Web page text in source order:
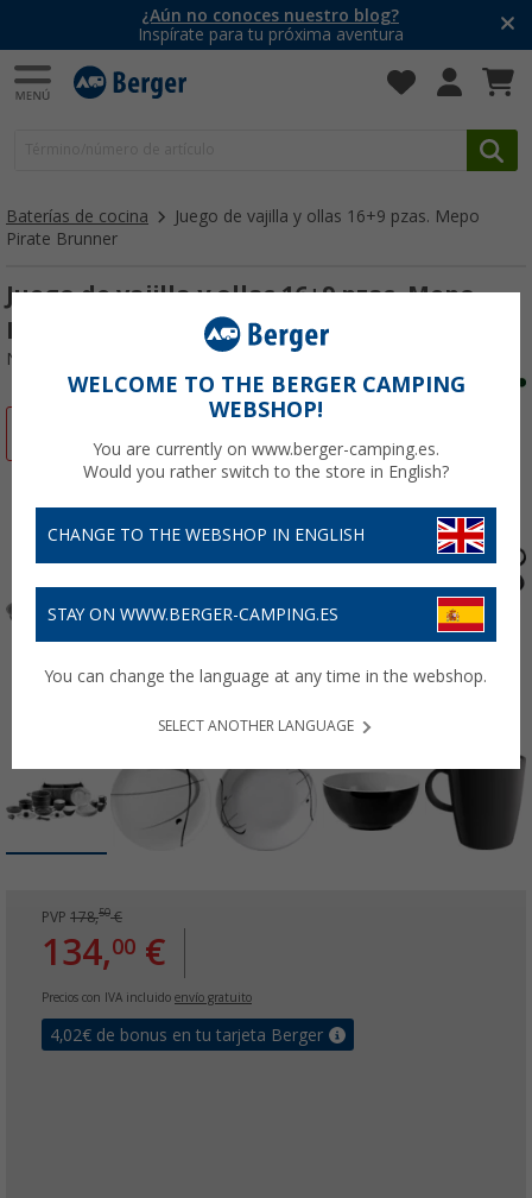
¿Aún no conoces nuestro blog?
Inspírate para tu próxima aventura
Baterías de cocina
Juego de vajilla y ollas 16+9 pzas. Mepo
Pirate Brunner
Juego de vajilla y ollas 16+9 pzas. Mepo
Pirate Brunner
Nº de artículo 352062
PVP 178,50€
134,00 €
Precios con IVA incluido envío gratuito
4,02€ de bonus en tu tarjeta Berger
WELCOME TO THE BERGER CAMPING
WEBSHOP!
You are currently on www.berger-camping.es.
Would you rather switch to the store in English?
CHANGE TO THE WEBSHOP IN ENGLISH
STAY ON WWW.BERGER-CAMPING.ES
You can change the language at any time in the webshop.
SELECT ANOTHER LANGUAGE